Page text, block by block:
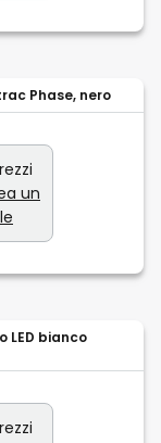
Phase, nero
un
LED bianco